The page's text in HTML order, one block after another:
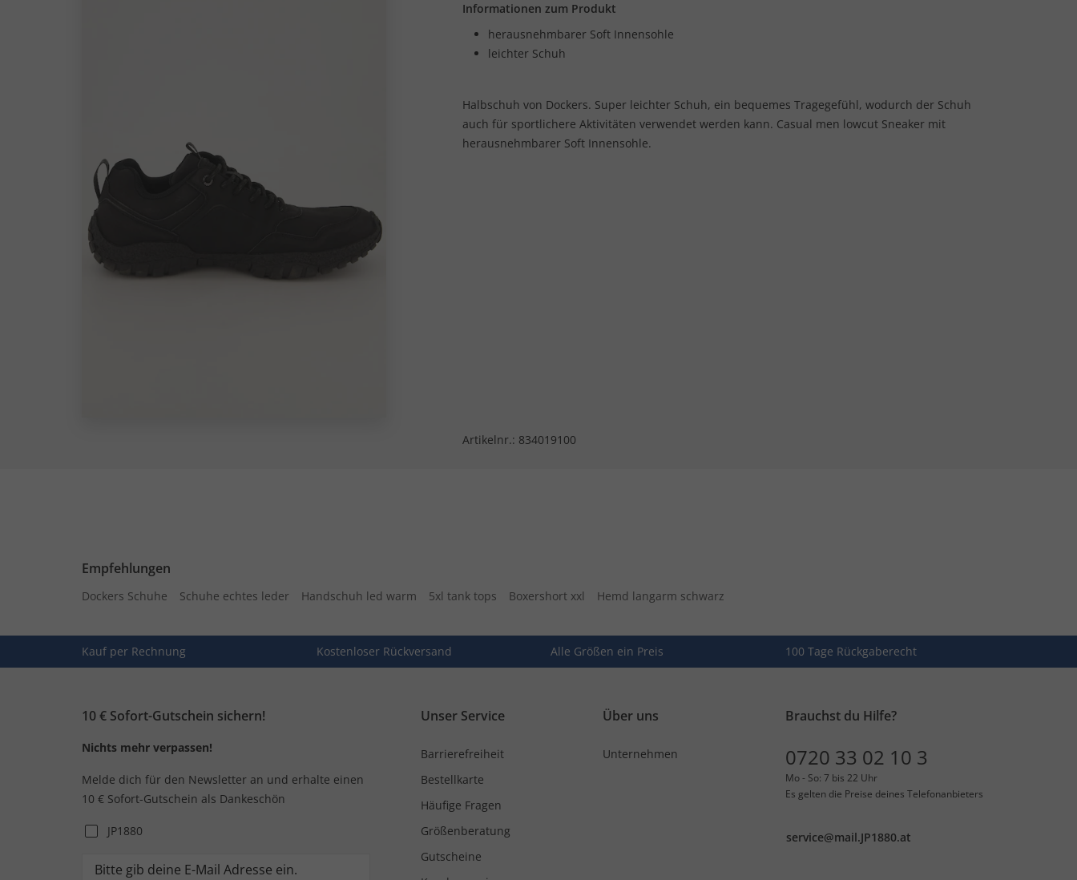
Informationen zum Produkt
herausnehmbarer Soft Innensohle
leichter Schuh
Halbschuh von Dockers. Super leichter Schuh, ein bequemes Tragegefühl, wodurch der Schuh
auch für sportlichere Aktivitäten verwendet werden kann. Casual men lowcut Sneaker mit
herausnehmbarer Soft Innensohle.
Artikelnr.: 834019100
Empfehlungen
Dockers Schuhe Schuhe echtes leder Handschuh led warm 5xl tank tops Boxershort xxl Hemd langarm schwarz
Kauf per Rechnung Kostenloser Rückversand Alle Größen ein Preis 100 Tage Rückgaberecht
10 € Sofort-Gutschein sichern!
Nichts mehr verpassen!
Melde dich für den Newsletter an und erhalte einen
10 € Sofort-Gutschein als Dankeschön
JP1880
Unser Service
Barrierefreiheit
Bestellkarte
Häufige Fragen
Größenberatung
Gutscheine
Über uns
Unternehmen
Brauchst du Hilfe?
0720 33 02 10 3
Mo - So: 7 bis 22 Uhr
Es gelten die Preise deines Telefonanbieters
service@mail.JP1880.at